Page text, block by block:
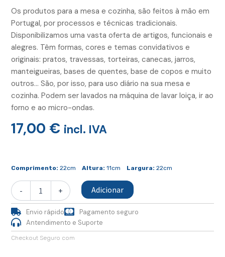
Os produtos para a mesa e cozinha, são feitos à mão em
Portugal, por processos e técnicas tradicionais.
Disponibilizamos uma vasta oferta de artigos, funcionais e
alegres. Têm formas, cores e temas convidativos e
originais: pratos, travessas, torteiras, canecas, jarros,
manteigueiras, bases de quentes, base de copos e muito
outros… São, por isso, para uso diário na sua mesa e
cozinha. Podem ser lavados na máquina de lavar loiça, ir ao
forno e ao micro-ondas.
17,00 € incl. IVA
Comprimento: 22cm Altura: 11cm Largura: 22cm
-
Tigela
Média
Cobalto
+ Adicionar
Envio rápido
Pagamento seguro
Antendimento e Suporte
Checkout Seguro com